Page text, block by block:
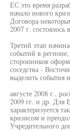
ЕС это время
начало нового
Договора
2007 г.
Третий этап
событий в
сторонников
соседства -
выделить события
августе 2008 г.,
2009 гг. и др. Для
характеризуется
кризисом и
Учредительного